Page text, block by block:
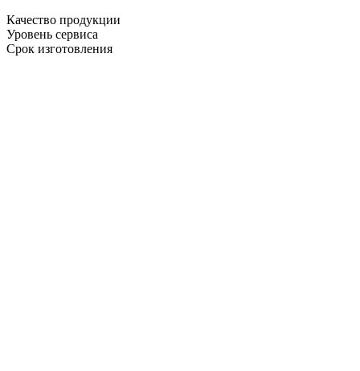
Качество продукции
Уровень сервиса
Срок изготовления